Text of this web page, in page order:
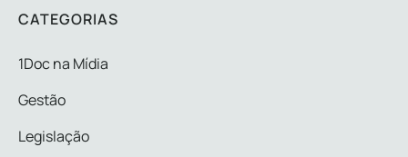
CATEGORIAS
1Doc na Mídia
Gestão
Legislação